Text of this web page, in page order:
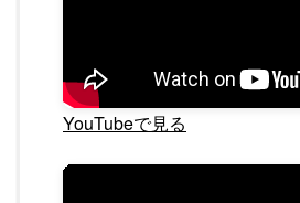
YouTubeで見る